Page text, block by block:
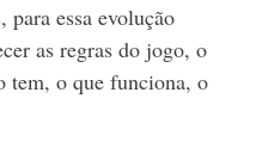
para essa evolução
as regras do jogo, o
tem, o que funciona, o